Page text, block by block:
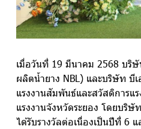
เมื่อวันที่ 19 มีนาคม 2568 บริ
ผลิตน้ำยาง NBL) และบริษัท บี
แรงงานสัมพันธ์และสวัสดิการแ
แรงงานจังหวัดระยอง โดยบริษั
ได้รับรางวัลต่อเนื่องเป็นปีที่ 6